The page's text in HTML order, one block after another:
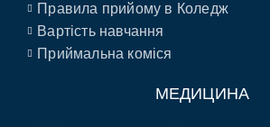
Правила прийому в Коледж
Вартість навчання
Приймальна коміся
МЕДИЦИНА